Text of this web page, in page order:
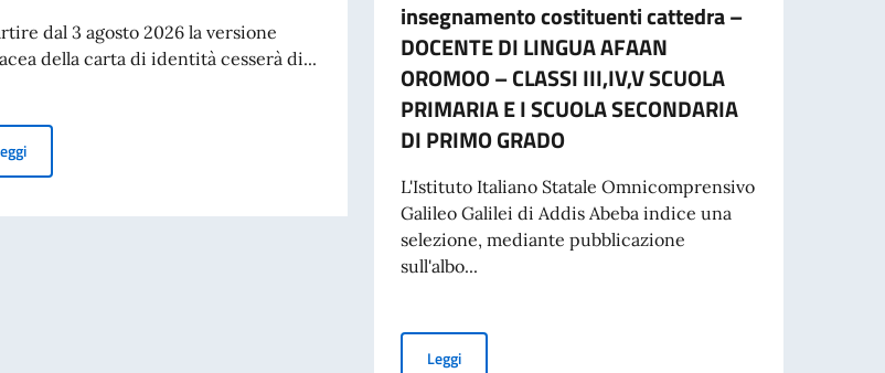
del Sacrificio del Lavoro Italiano nel Mondo
dal 3 agosto 2026 la versione
della carta di identità cesserà di...
Cessazione della validità della carta d’identità cartacea per l’espatrio dal 3 agosto
insegnamento costituenti cattedra –
DOCENTE DI LINGUA AFAAN
OROMOO – CLASSI III,IV,V SCUOLA
PRIMARIA E I SCUOLA SECONDARIA
DI PRIMO GRADO
L'Istituto Italiano Statale Omnicomprensivo
Galileo Galilei di Addis Abeba indice una
selezione, mediante pubblicazione
sull'albo...
LeggiAvviso per la selezione di personale docente con contratto locale